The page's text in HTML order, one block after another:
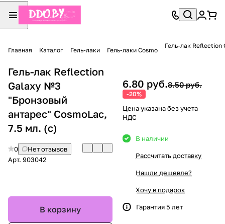
Главная Каталог Гель-лаки Гель-лаки Cosmo
Гель-лак
Гель-лак Reflection
Galaxy №3
"Бронзовый
антарес" CosmoLac,
7.5 мл. (с)
0
Нет отзывов
Арт. 903042
В корзину
6.80 руб.8.50 руб.
-20%
Цена указана без учета
НДС
В наличии
Рассчитать доставку
Нашли дешевле?
Хочу в подарок
Гарантия 5 лет